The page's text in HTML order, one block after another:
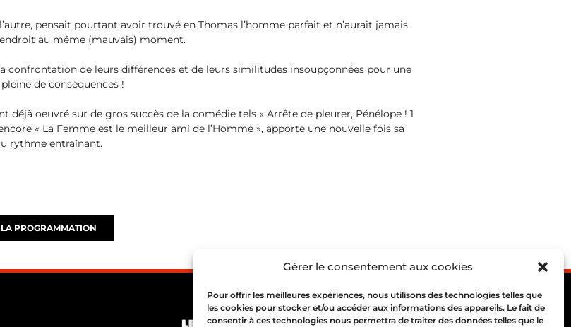
Gérer le consentement aux cookies
Pour offrir les meilleures expériences, nous utilisons des technologies telles que
les cookies pour stocker et/ou accéder aux informations des appareils. Le fait de
consentir à ces technologies nous permettra de traiter des données telles que le
pensait pourtant avoir trouvé en Thomas l’homme parfait et n’aurait jamais
au même (mauvais) moment.
confrontation de leurs différences et de leurs similitudes insoupçonnées pour une
de conséquences !
déjà oeuvré sur de gros succès de la comédie tels « Arrête de pleurer, Pénélope ! 1
« La Femme est le meilleur ami de l’Homme », apporte une nouvelle fois sa
rythme entraînant.
PROGRAMMATION